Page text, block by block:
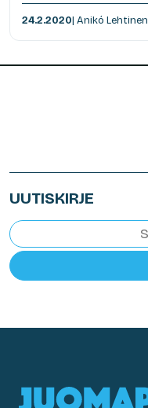
24.2.2020| Anikó Lehtinen
UUTISKIRJE